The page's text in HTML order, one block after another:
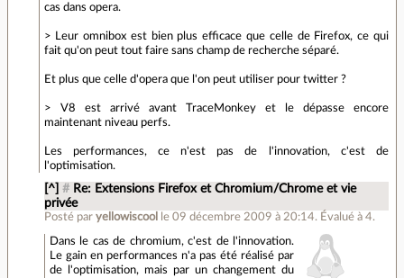
cas dans opera.
> Leur omnibox est bien plus efficace que celle de Firefox, ce qui
fait qu'on peut tout faire sans champ de recherche séparé.
Et plus que celle d'opera que l'on peut utiliser pour twitter ?
> V8 est arrivé avant TraceMonkey et le dépasse encore
maintenant niveau perfs.
Les performances, ce n'est pas de l'innovation, c'est de
l'optimisation.
[^] # Re: Extensions Firefox et Chromium/Chrome et vie
privée
Posté par yellowiscool le 09 décembre 2009 à 20:14. Évalué à 4.
Dans le cas de chromium, c'est de l'innovation.
Le gain en performances n'a pas été réalisé par
de l'optimisation, mais par un changement du